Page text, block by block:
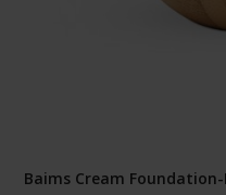
Baims Cream